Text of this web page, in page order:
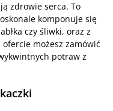
zdrowie serca. To
komponuje się
czy śliwki, oraz z
możesz zamówić
potraw z